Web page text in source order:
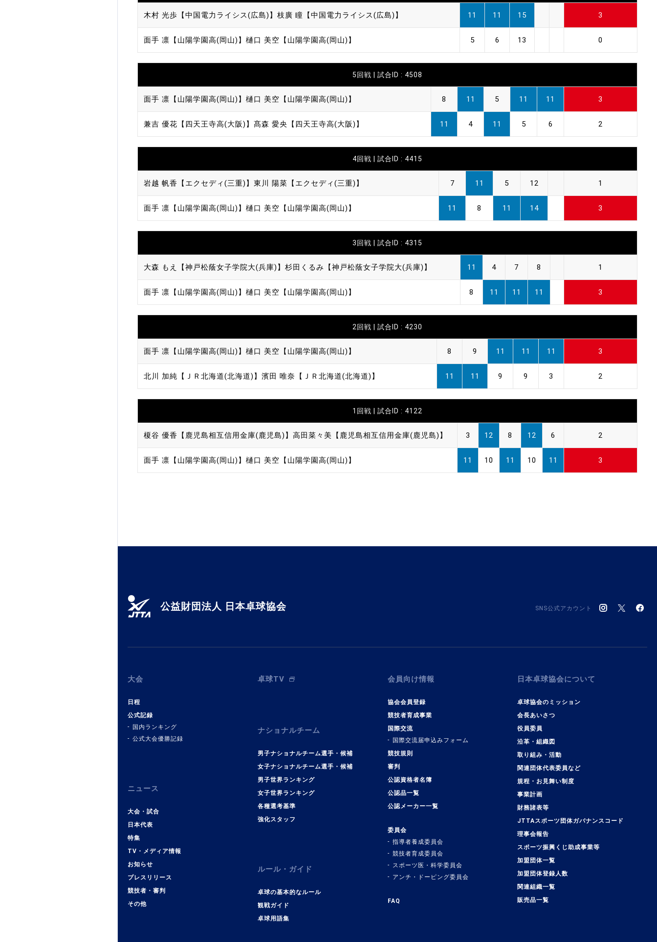
木村 光歩【中国電力ライシス(広島)】 枝廣 瞳【中国電力ライシス(広島)】 11 11 15 3
面手 凛【山陽学園高(岡山)】 樋口 美空【山陽学園高(岡山)】 5 6 13 0
5回戦 | 試合ID : 4508
面手 凛【山陽学園高(岡山)】 樋口 美空【山陽学園高(岡山)】 8 11 5 11 11 3
兼吉 優花【四天王寺高(大阪)】 髙森 愛央【四天王寺高(大阪)】 11 4 11 5 6 2
4回戦 | 試合ID : 4415
岩越 帆香【エクセディ(三重)】 東川 陽菜【エクセディ(三重)】 7 11 5 12 1
面手 凛【山陽学園高(岡山)】 樋口 美空【山陽学園高(岡山)】 11 8 11 14 3
3回戦 | 試合ID : 4315
大森 もえ【神戸松蔭女子学院大(兵庫)】 杉田くるみ【神戸松蔭女子学院大(兵庫)】 11 4 7 8 1
面手 凛【山陽学園高(岡山)】 樋口 美空【山陽学園高(岡山)】 8 11 11 11 3
2回戦 | 試合ID : 4230
面手 凛【山陽学園高(岡山)】 樋口 美空【山陽学園高(岡山)】 8 9 11 11 11 3
北川 加純【ＪＲ北海道(北海道)】 濱田 唯奈【ＪＲ北海道(北海道)】 11 11 9 9 3 2
1回戦 | 試合ID : 4122
榎谷 優香【鹿児島相互信用金庫(鹿児島)】 高田菜々美【鹿児島相互信用金庫(鹿児島)】 3 12 8 12 6 2
面手 凛【山陽学園高(岡山)】 樋口 美空【山陽学園高(岡山)】 11 10 11 10 11 3
公益財団法人 日本卓球協会 SNS公式アカウント
大会
日程
公式記録
国内ランキング
公式大会優勝記録
ニュース
大会・試合
日本代表
特集
TV・メディア情報
お知らせ
プレスリリース
競技者・審判
その他
卓球TV
ナショナルチーム
男子ナショナルチーム選手・候補
女子ナショナルチーム選手・候補
男子世界ランキング
女子世界ランキング
各種選考基準
強化スタッフ
ルール・ガイド
卓球の基本的なルール
観戦ガイド
卓球用語集
会員向け情報
協会会員登録
競技者育成事業
国際交流
国際交流届申込みフォーム
競技規則
審判
公認資格者名簿
公認品一覧
公認メーカー一覧
委員会
指導者養成委員会
競技者育成委員会
スポーツ医・科学委員会
アンチ・ドーピング委員会
FAQ
日本卓球協会について
卓球協会のミッション
会長あいさつ
役員委員
沿革・組織図
取り組み・活動
関連団体代表委員など
規程・お見舞い制度
事業計画
財務諸表等
JTTAスポーツ団体ガバナンスコード
理事会報告
スポーツ振興くじ助成事業等
加盟団体一覧
加盟団体登録人数
関連組織一覧
販売品一覧